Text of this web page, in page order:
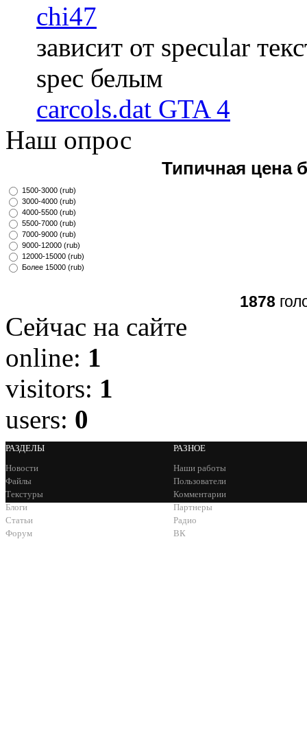
chi47
зависит от specular
spec белым
carcols.dat GTA 4
Наш опрос
Типичная цена
1500-3000 (rub)
3000-4000 (rub)
4000-5500 (rub)
5500-7000 (rub)
7000-9000 (rub)
9000-12000 (rub)
12000-15000 (rub)
Более 15000 (rub)
1878
Сейчас на сайте
online: 1
visitors: 1
users: 0
РАЗДЕЛЫ
Новости
Файлы
Текстуры
Блоги
Статьи
Форум
РАЗНОЕ
Наши работы
Пользователи
Комментарии
Партнеры
Радио
ВК